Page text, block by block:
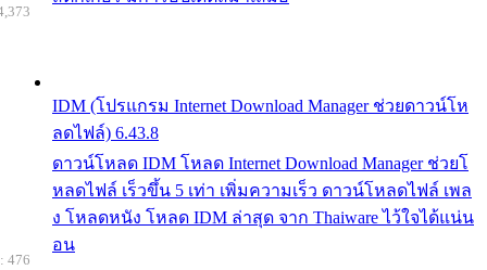
IDM (โปรแกรม Internet Download Manager ช่วยดาวน์โห
ลดไฟล์) 6.43.8
ดาวน์โหลด IDM โหลด Internet Download Manager ช่วยโ
หลดไฟล์ เร็วขึ้น 5 เท่า เพิ่มความเร็ว ดาวน์โหลดไฟล์ เพล
ง โหลดหนัง โหลด IDM ล่าสุด จาก Thaiware ไว้ใจได้แน่น
อน
476